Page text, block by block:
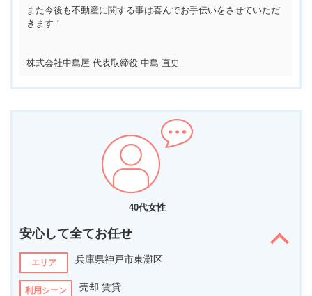
また今後も不動産に関する事は喜んでお手伝いをさせていただ
きます！
株式会社中島屋 代表取締役 中島 直史
40代女性
安心して全てお任せ
エリア 兵庫県神戸市東灘区
利用シーン 売却 賃貸